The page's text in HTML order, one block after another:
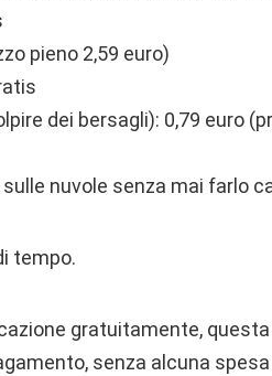
pieno 2,59 euro)
dei bersagli): 0,79 euro
nuvole senza mai farlo
tempo.
gratuitamente,
senza alcuna